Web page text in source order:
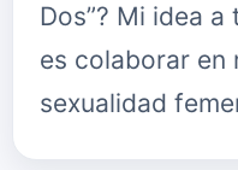
Dos”? Mi idea
es colaborar en
sexualidad